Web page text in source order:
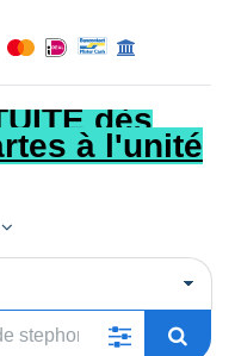
dès
à l'unité
ou des cartes, je vous
Classés'' sous le
ou rechercher dans
à grouper vos